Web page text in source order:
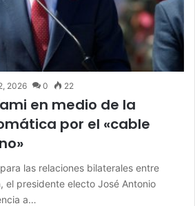
2026 0 22
en medio de la
por el «cable
las relaciones bilaterales entre
el presidente electo José Antonio
a…